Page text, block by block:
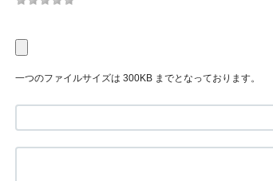
一つのファイルサイズは 300KB までとなっております。